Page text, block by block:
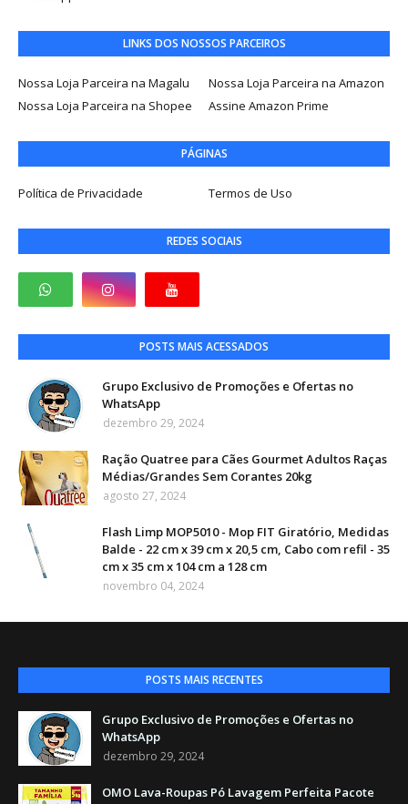
LINKS DOS NOSSOS PARCEIROS
Nossa Loja Parceira na Magalu
Nossa Loja Parceira na Amazon
Nossa Loja Parceira na Shopee
Assine Amazon Prime
PÁGINAS
Política de Privacidade Termos de Uso
REDES SOCIAIS
POSTS MAIS ACESSADOS
Grupo Exclusivo de Promoções e Ofertas no
WhatsApp
dezembro 29, 2024
Ração Quatree para Cães Gourmet Adultos Raças
Médias/Grandes Sem Corantes 20kg
agosto 27, 2024
Flash Limp MOP5010 - Mop FIT Giratório, Medidas
Balde - 22 cm x 39 cm x 20,5 cm, Cabo com refil - 35
cm x 35 cm x 104 cm a 128 cm
novembro 04, 2024
POSTS MAIS RECENTES
Grupo Exclusivo de Promoções e Ofertas no
WhatsApp
dezembro 29, 2024
OMO Lava-Roupas Pó Lavagem Perfeita Pacote